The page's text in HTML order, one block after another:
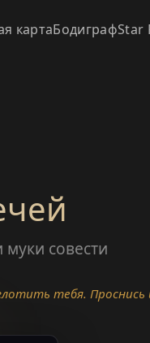
картаБодиграфStar
совести
тебя. Проснись